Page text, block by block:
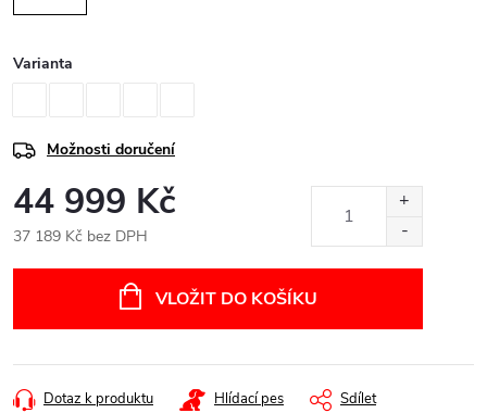
Varianta
Možnosti doručení
44 999 Kč
37 189 Kč bez DPH
VLOŽIT DO KOŠÍKU
Dotaz k produktu Hlídací pes Sdílet